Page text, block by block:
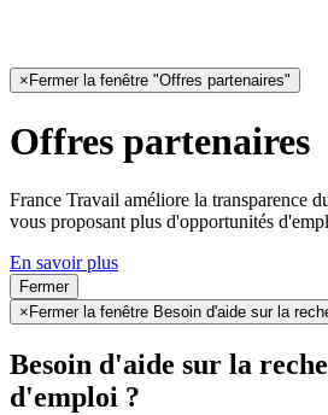
× Fermer la fenêtre "Offres partenaires"
Offres partenaires
France Travail améliore la transparence
vous proposant plus d'opportunités
En savoir plus
Fermer
× Fermer la fenêtre Besoin d'aide sur la
Besoin d'aide sur la
d'emploi ?